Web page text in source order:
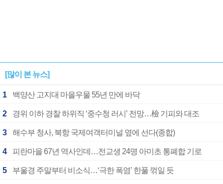
[많이 본 뉴스]
1 백양산 고지대 마을우물 55년 만에 바닥
2 경위 이하 경찰 하위직 ‘중수청 러시’ 전망…檢 기피와 대조
3 해수부 청사, 북항 국제여객터미널 옆에 선다(종합)
4 피란마을 67년 역사인데…전교생 24명 아미초 통폐합 기로
5 부울경 주말부터 비소식…‘극한 폭염’ 한풀 꺾일 듯